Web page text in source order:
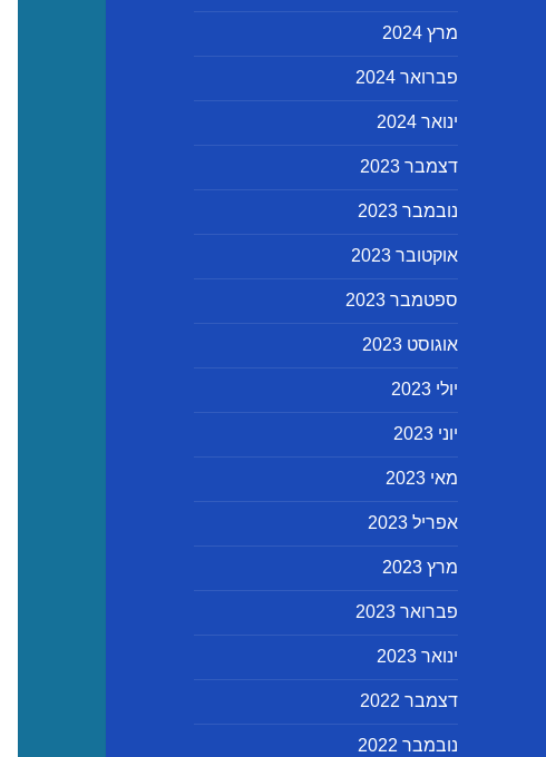
מרץ 2024
פברואר 2024
ינואר 2024
דצמבר 2023
נובמבר 2023
אוקטובר 2023
ספטמבר 2023
אוגוסט 2023
יולי 2023
יוני 2023
מאי 2023
אפריל 2023
מרץ 2023
פברואר 2023
ינואר 2023
דצמבר 2022
נובמבר 2022